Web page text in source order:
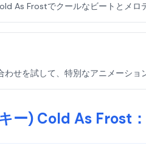
As Frostでクールなビートとメロ
せを試して、特別なアニメーショ
ー) Cold As Frost